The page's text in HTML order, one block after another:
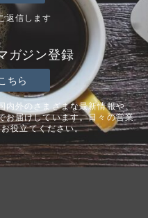
返信します
ガジン登録
ちら
内外のさまざまな最新情報や、
お届けしています。日々の営業
役立てください。